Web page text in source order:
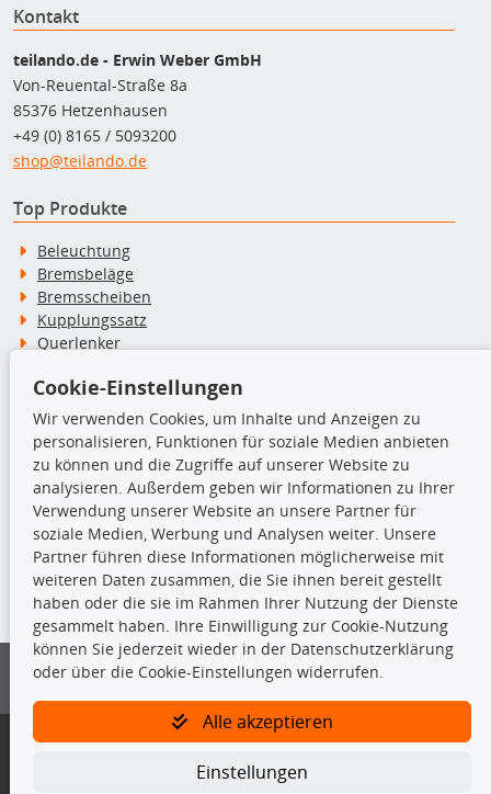
Kontakt
teilando.de - Erwin Weber GmbH
Von-Reuental-Straße 8a
85376 Hetzenhausen
+49 (0) 8165 / 5093200
shop@teilando.de
Top Produkte
Beleuchtung
Bremsbeläge
Bremsscheiben
Kupplungssatz
Querlenker
Stoßdämpfer
TecDoc Inside
Die hier angezeigten Daten insbesondere die gesamte Datenbank dürfen
nicht kopiert werden.
Es ist zu unterlassen, die Daten oder die gesamte Datenbank ohne
vorherige Zustimmung von TecDoc zu vervielfältigen, zu verbreiten
und/oder diese Handlungen durch Dritte ausführen zu lassen. Ein
Bitte prüfen Sie, ob das über unseren Onlineshop identifizierte Ersatzteil
Gegebenenfalls sind ergänzende Informationen notwendig, um
Cookie-Einstellungen
Wir verwenden Cookies, um Inhalte und Anzeigen zu
personalisieren, Funktionen für soziale Medien anbieten
zu können und die Zugriffe auf unserer Website zu
analysieren. Außerdem geben wir Informationen zu Ihrer
Verwendung unserer Website an unsere Partner für
soziale Medien, Werbung und Analysen weiter. Unsere
Partner führen diese Informationen möglicherweise mit
weiteren Daten zusammen, die Sie ihnen bereit gestellt
haben oder die sie im Rahmen Ihrer Nutzung der Dienste
gesammelt haben. Ihre Einwilligung zur Cookie-Nutzung
können Sie jederzeit wieder in der Datenschutzerklärung
oder über die Cookie-Einstellungen widerrufen.
Alle akzeptieren
Einstellungen